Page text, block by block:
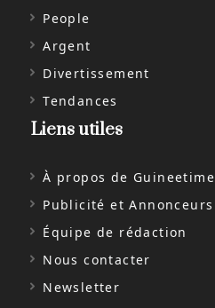
People
Argent
Divertissement
Tendances
Liens utiles
À propos de Guineetime
Publicité et Annonceurs
Équipe de rédaction
Nous contacter
Newsletter